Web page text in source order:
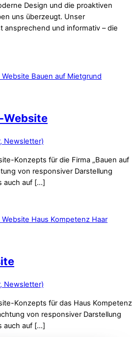
Design und die proaktiven
uns überzeugt. Unser
ansprechend und informativ – die
Website
Newsletter)
Konzepts für die Firma „Bauen auf
von responsiver Darstellung
auch auf […]
Newsletter)
Konzepts für das Haus Kompetenz
von responsiver Darstellung
auch auf […]